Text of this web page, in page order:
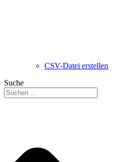
CSV-Datei erstellen
Suche